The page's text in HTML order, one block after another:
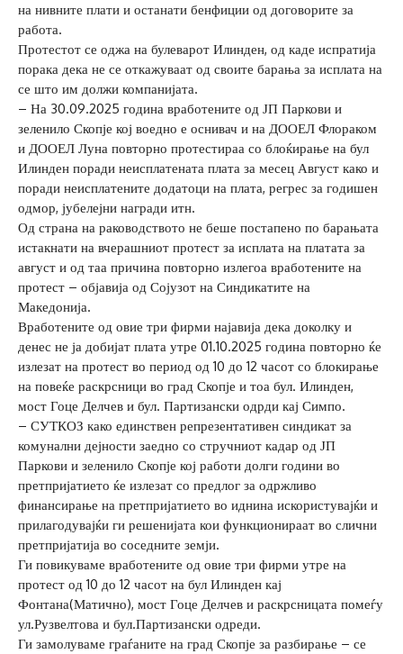
на нивните плати и останати бенфиции од договорите за
работа.
Протестот се оджа на булеварот Илинден, од каде испратија
порака дека не се откажуваат од своите барања за исплата на
се што им должи компанијата.
– На 30.09.2025 година вработените од ЈП Паркови и
зеленило Скопје кој воедно е оснивач и на ДООЕЛ Флораком
и ДООЕЛ Луна повторно протестираа со блоќирање на бул
Илинден поради неисплатената плата за месец Август како и
поради неисплатените додатоци на плата, регрес за годишен
одмор, јубелејни награди итн.
Од страна на раководството не беше постапено по барањата
истакнати на вчерашниот протест за исплата на платата за
август и од таа причина повторно излегоа вработените на
протест – објавија од Сојузот на Синдикатите на
Македонија.
Вработените од овие три фирми најавија дека доколку и
денес не ја добијат плата утре 01.10.2025 година повторно ќе
излезат на протест во период од 10 до 12 часот со блокирање
на повеќе раскрсници во град Скопје и тоа бул. Илинден,
мост Гоце Делчев и бул. Партизански одрди кај Симпо.
– СУТКОЗ како единствен репрезентативен синдикат за
комунални дејности заедно со стручниот кадар од ЈП
Паркови и зеленило Скопје кој работи долги години во
претпријатието ќе излезат со предлог за одржливо
финансирање на претпријатието во иднина искористувајќи и
прилагодувајќи ги решенијата кои функционираат во слични
претпријатија во соседните земји.
Ги повикуваме вработените од овие три фирми утре на
протест од 10 до 12 часот на бул Илинден кај
Фонтана(Матично), мост Гоце Делчев и раскрсницата помеѓу
ул.Рузвелтова и бул.Партизански одреди.
Ги замолуваме граѓаните на град Скопје за разбирање – се